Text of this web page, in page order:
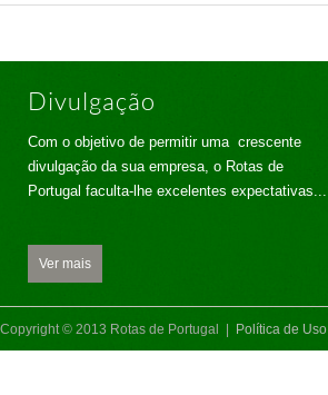
Divulgação
Com o objetivo de permitir uma crescente
divulgação da sua empresa, o Rotas de
Portugal faculta-lhe excelentes expectativas...
Ver mais
Copyright © 2013 Rotas de Portugal | Política de Uso